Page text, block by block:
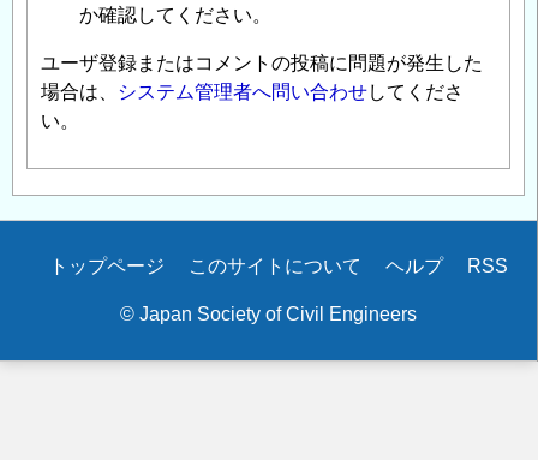
か確認してください。
ユーザ登録またはコメントの投稿に問題が発生した
場合は、
システム管理者へ問い合わせしてくださ
い。
Secondary
トップページ このサイトについて ヘルプ RSS
© Japan Society of Civil Engineers